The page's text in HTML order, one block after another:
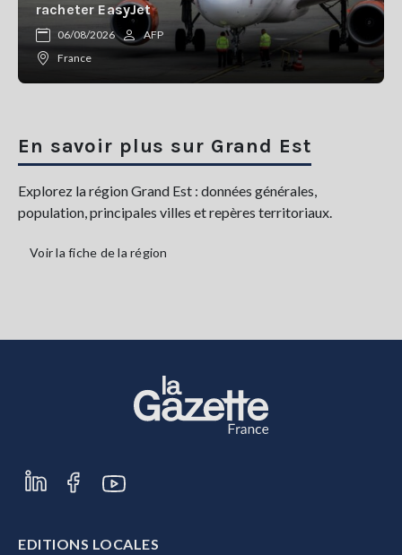
racheter EasyJet
06/08/2026
AFP
France
En savoir plus sur Grand Est
Explorez la région Grand Est : données générales,
population, principales villes et repères territoriaux.
Voir la fiche de la région
EDITIONS LOCALES